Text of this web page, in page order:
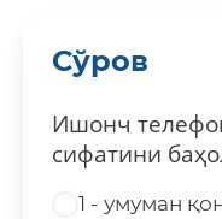
Сўров
Ишонч
сифатини
1 - умуман